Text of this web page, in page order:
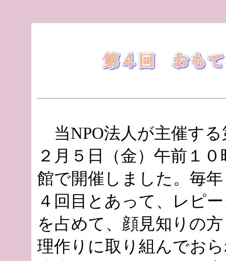
当NPO法人が主催す
２月５日（金）午前１
館で開催しました。毎
４回目とあって、レピ
を占めて、顔見知りの
理作りに取り組んでお